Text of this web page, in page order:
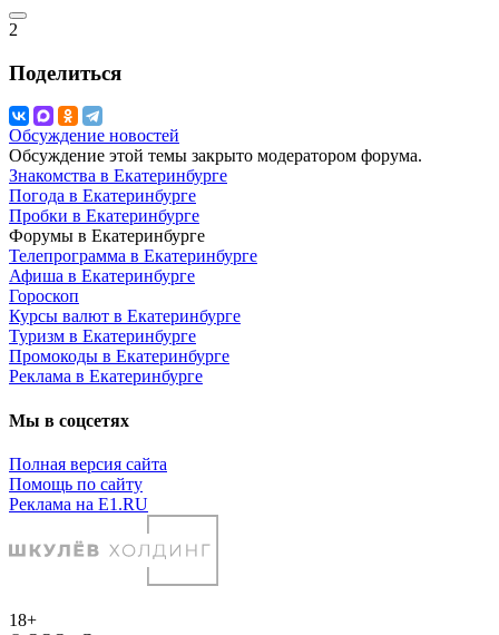
2
Поделиться
Обсуждение новостей
Обсуждение этой темы закрыто модератором форума.
Знакомства в Екатеринбурге
Погода в Екатеринбурге
Пробки в Екатеринбурге
Форумы в Екатеринбурге
Телепрограмма в Екатеринбурге
Афиша в Екатеринбурге
Гороскоп
Курсы валют в Екатеринбурге
Туризм в Екатеринбурге
Промокоды в Екатеринбурге
Реклама в Екатеринбурге
Мы в соцсетях
Полная версия сайта
Помощь по сайту
Реклама на E1.RU
18+